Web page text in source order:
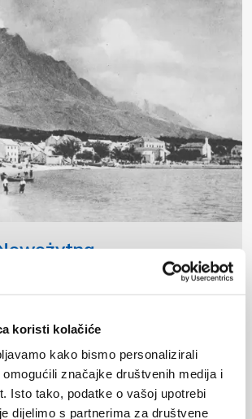
koristi kolačiće
kako bismo personalizirali
značajke društvenih medija i
Isto tako, podatke o vašoj upotrebi
dijelimo s partnerima za društvene
wieku, wraz ze zniknięciem zagrożenia
i po wygnaniu Turków (1684),